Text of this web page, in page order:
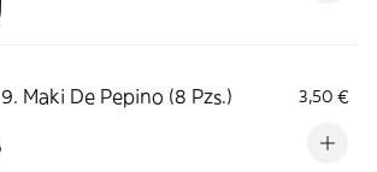
9. Maki De Pepino (8 Pzs.) 3,50 €